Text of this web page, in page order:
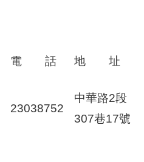
電 話 地 址
23038752
中華路2段
307巷17號